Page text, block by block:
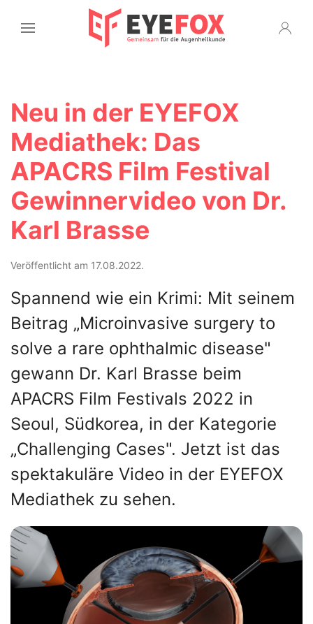
Neu in der EYEFOX
Mediathek: Das
APACRS Film Festival
Gewinnervideo von Dr.
Karl Brasse
Veröffentlicht am 17.08.2022.
Spannend wie ein Krimi: Mit seinem
Beitrag „Microinvasive surgery to
solve a rare ophthalmic disease"
gewann Dr. Karl Brasse beim
APACRS Film Festivals 2022 in
Seoul, Südkorea, in der Kategorie
„Challenging Cases". Jetzt ist das
spektakuläre Video in der EYEFOX
Mediathek zu sehen.